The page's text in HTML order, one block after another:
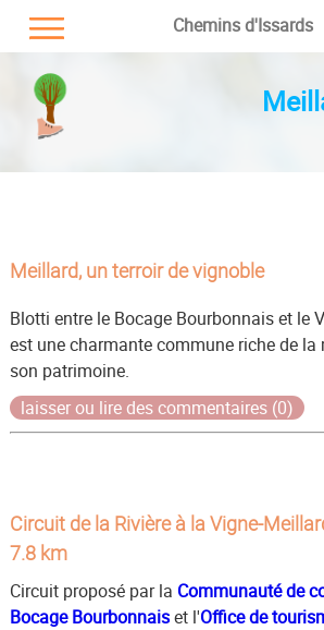
Chemins d'Issards
Meillard, un terroir de vignoble
Blotti entre le Bocage Bourbonnais et le
est une charmante commune riche de la
son patrimoine.
laisser ou lire des commentaires (0)
Circuit de la Rivière à la Vigne-
7.8 km
Circuit proposé par la Communauté de
Bocage Bourbonnaiset l'Office de